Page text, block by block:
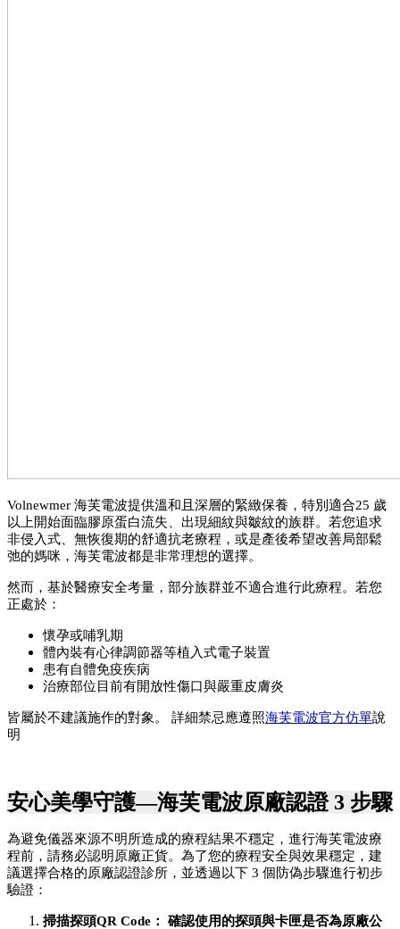
Volnewmer 海芙電波提供溫和且深層的緊緻保養，特別適合25 歲
以上開始面臨膠原蛋白流失、出現細紋與皺紋的族群。若您追求
非侵入式、無恢復期的舒適抗老療程，或是產後希望改善局部鬆
弛的媽咪，海芙電波都是非常理想的選擇。
然而，基於醫療安全考量，部分族群並不適合進行此療程。若您
正處於：
懷孕或哺乳期
體內裝有心律調節器等植入式電子裝置
患有自體免疫疾病
治療部位目前有開放性傷口與嚴重皮膚炎
皆屬於不建議施作的對象。 詳細禁忌應遵照海芙電波官方仿單說
明
安心美學守護—海芙電波原廠認證 3 步驟
為避免儀器來源不明所造成的療程結果不穩定，進行海芙電波療
程前，請務必認明原廠正貨。為了您的療程安全與效果穩定，建
議選擇合格的原廠認證診所，並透過以下 3 個防偽步驟進行初步
驗證：
掃描探頭QR Code： 確認使用的探頭與卡匣是否為原廠公